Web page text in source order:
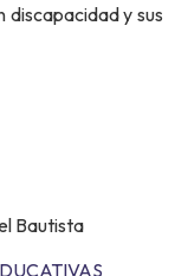
discapacidad y sus
Bautista